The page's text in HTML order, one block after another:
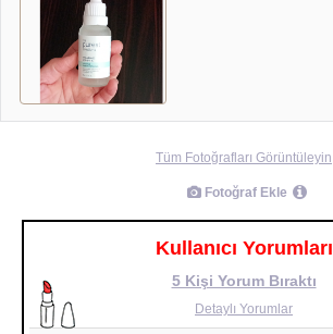
Tüm Fotoğrafları Görüntüleyin
Fotoğraf Ekle
Kullanıcı Yorumları
5 Kişi Yorum Bıraktı
Detaylı Yorumlar